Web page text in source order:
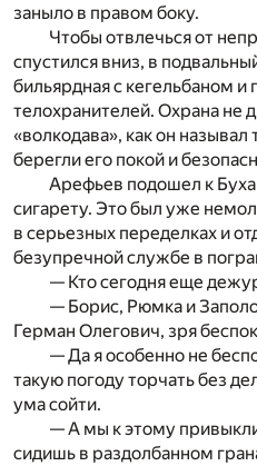
заныло в правом боку.
Чтобы отвлечься от
спустился вниз, в
бильярдная с кегельбаном и
телохранителей. Охрана не
«волкодава», как он
берегли его покой и
Арефьев подошел к
сигарету. Это был уже
в серьезных переделках и
безупречной службе в
— Кто сегодня еще
— Борис, Рюмка и
Герман Олегович, зря
— Да я особенно не
такую погоду торчать без
ума сойти.
— А мы к этому
сидишь в раздолбанном